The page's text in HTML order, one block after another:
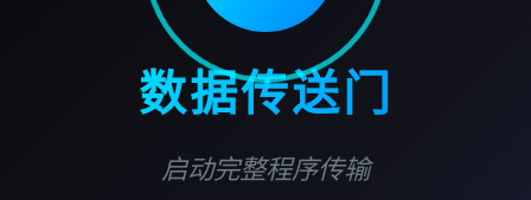
数据传送门
启动完整程序传输